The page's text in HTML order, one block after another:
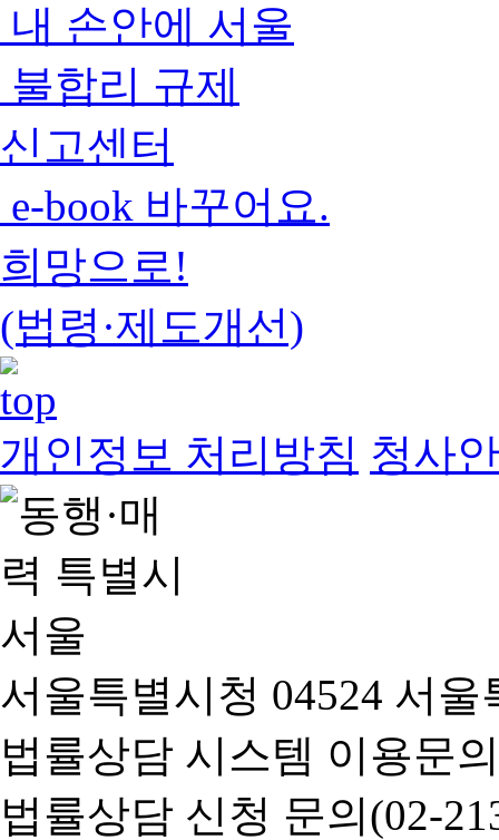
내 손안에 서울
불합리 규제
신고센터
e-book 바꾸어요.
희망으로!
(법령·제도개선)
개인정보 처리방침 청사
서울특별시청 04524 서
법률상담 시스템 이용문
법률상담 신청 문의(02-